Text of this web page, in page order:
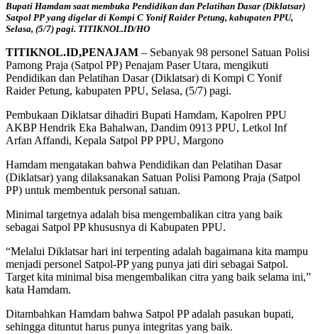
Bupati Hamdam saat membuka Pendidikan dan Pelatihan Dasar (Diklatsar)
Satpol PP yang digelar di Kompi C Yonif Raider Petung, kabupaten PPU,
Selasa, (5/7) pagi. TITIKNOL.ID/HO
TITIKNOL.ID,PENAJAM – Sebanyak 98 personel Satuan Polisi
Pamong Praja (Satpol PP) Penajam Paser Utara, mengikuti
Pendidikan dan Pelatihan Dasar (Diklatsar) di Kompi C Yonif
Raider Petung, kabupaten PPU, Selasa, (5/7) pagi.
Pembukaan Diklatsar dihadiri Bupati Hamdam, Kapolren PPU
AKBP Hendrik Eka Bahalwan, Dandim 0913 PPU, Letkol Inf
Arfan Affandi, Kepala Satpol PP PPU, Margono
Hamdam mengatakan bahwa Pendidikan dan Pelatihan Dasar
(Diklatsar) yang dilaksanakan Satuan Polisi Pamong Praja (Satpol
PP) untuk membentuk personal satuan.
Minimal targetnya adalah bisa mengembalikan citra yang baik
sebagai Satpol PP khususnya di Kabupaten PPU.
“Melalui Diklatsar hari ini terpenting adalah bagaimana kita mampu
menjadi personel Satpol-PP yang punya jati diri sebagai Satpol.
Target kita minimal bisa mengembalikan citra yang baik selama ini,”
kata Hamdam.
Ditambahkan Hamdam bahwa Satpol PP adalah pasukan bupati,
sehingga dituntut harus punya integritas yang baik.